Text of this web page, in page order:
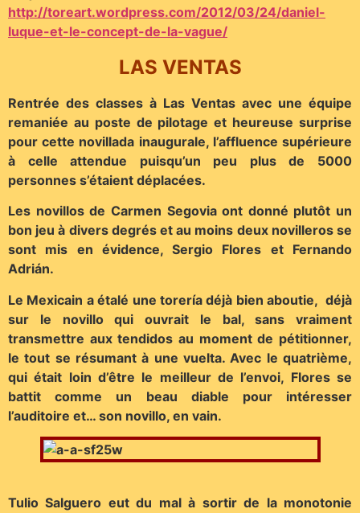
http://toreart.wordpress.com/2012/03/24/daniel-
luque-et-le-concept-de-la-vague/
LAS VENTAS
Rentrée des classes à Las Ventas avec une équipe
remaniée au poste de pilotage et heureuse surprise
pour cette novillada inaugurale, l’affluence supérieure
à celle attendue puisqu’un peu plus de 5000
personnes s’étaient déplacées.
Les novillos de Carmen Segovia ont donné plutôt un
bon jeu à divers degrés et au moins deux novilleros se
sont mis en évidence, Sergio Flores et Fernando
Adrián.
Le Mexicain a étalé une torería déjà bien aboutie, déjà
sur le novillo qui ouvrait le bal, sans vraiment
transmettre aux tendidos au moment de pétitionner,
le tout se résumant à une vuelta. Avec le quatrième,
qui était loin d’être le meilleur de l’envoi, Flores se
battit comme un beau diable pour intéresser
l’auditoire et… son novillo, en vain.
Tulio Salguero eut du mal à sortir de la monotonie